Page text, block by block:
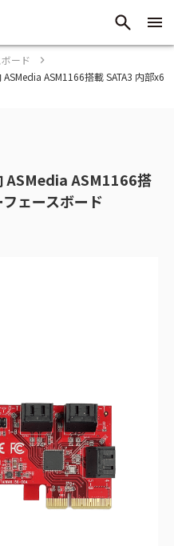
ード
ASM1166搭載 SATA3 内部x6
ASMedia ASM1166搭
ェースボード